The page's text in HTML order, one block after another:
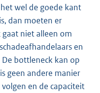
wel de goede kant
dan moeten er
niet alleen om
en
De bottleneck kan op
geen andere manier
en de capaciteit